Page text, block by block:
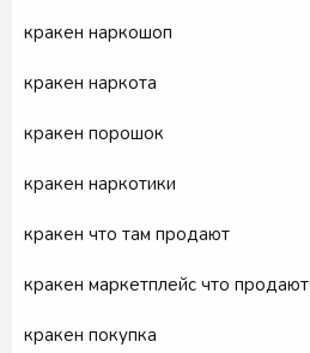
кракен наркошоп
кракен наркота
кракен порошок
кракен наркотики
кракен что там продают
кракен маркетплейс что продают
кракен покупка